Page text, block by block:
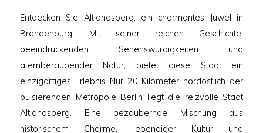
Entdecken Sie Altlandsberg, ein charmantes Juwel in
Brandenburg! Mit seiner reichen Geschichte,
beeindruckenden Sehenswürdigkeiten und
atemberaubender Natur, bietet diese Stadt ein
einzigartiges Erlebnis Nur 20 Kilometer nordöstlich der
pulsierenden Metropole Berlin liegt die reizvolle Stadt
Altlandsberg. Eine bezaubernde Mischung aus
historischem Charme, lebendiger Kultur und